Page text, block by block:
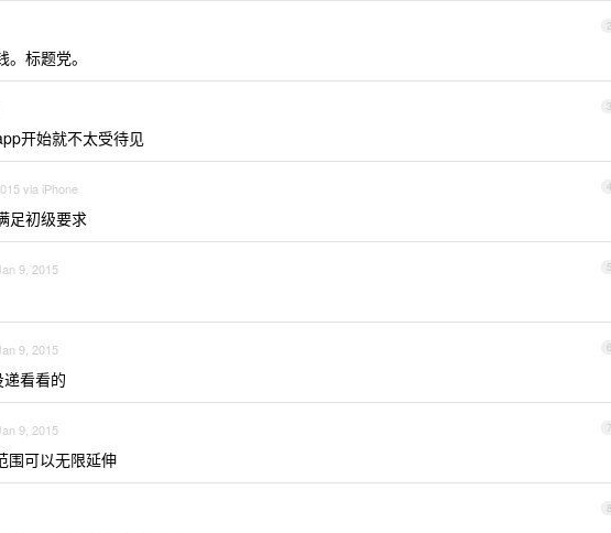
2
标题党。
3
开始就不太受待见
4
via iPhone
足初级要求
5
9, 2015
6
9, 2015
看看的
7
9, 2015
围可以无限延伸
8